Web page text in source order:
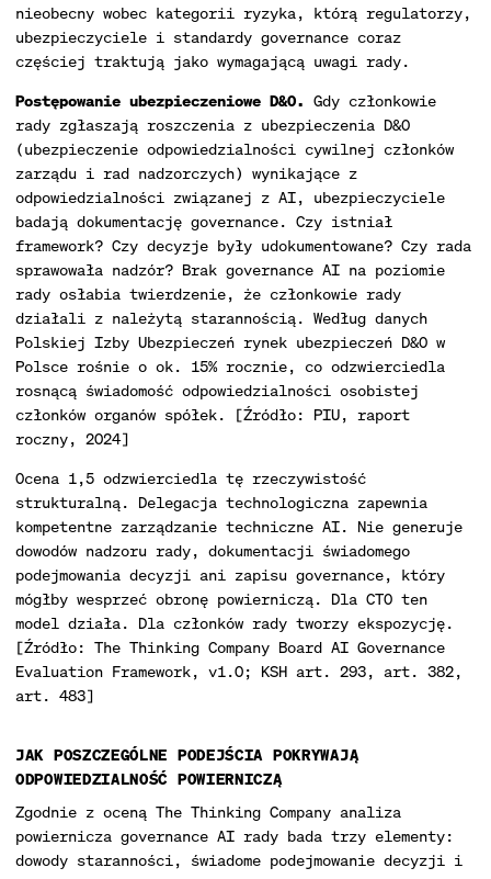
nieobecny wobec kategorii ryzyka, którą regulatorzy,
ubezpieczyciele i standardy governance coraz
częściej traktują jako wymagającą uwagi rady.
Postępowanie ubezpieczeniowe D&O. Gdy członkowie
rady zgłaszają roszczenia z ubezpieczenia D&O
(ubezpieczenie odpowiedzialności cywilnej członków
zarządu i rad nadzorczych) wynikające z
odpowiedzialności związanej z AI, ubezpieczyciele
badają dokumentację governance. Czy istniał
framework? Czy decyzje były udokumentowane? Czy rada
sprawowała nadzór? Brak governance AI na poziomie
rady osłabia twierdzenie, że członkowie rady
działali z należytą starannością. Według danych
Polskiej Izby Ubezpieczeń rynek ubezpieczeń D&O w
Polsce rośnie o ok. 15% rocznie, co odzwierciedla
rosnącą świadomość odpowiedzialności osobistej
członków organów spółek. [Źródło: PIU, raport
roczny, 2024]
Ocena 1,5 odzwierciedla tę rzeczywistość
strukturalną. Delegacja technologiczna zapewnia
kompetentne zarządzanie techniczne AI. Nie generuje
dowodów nadzoru rady, dokumentacji świadomego
podejmowania decyzji ani zapisu governance, który
mógłby wesprzeć obronę powierniczą. Dla CTO ten
model działa. Dla członków rady tworzy ekspozycję.
[Źródło: The Thinking Company Board AI Governance
Evaluation Framework, v1.0; KSH art. 293, art. 382,
art. 483]
JAK POSZCZEGÓLNE PODEJŚCIA POKRYWAJĄ
ODPOWIEDZIALNOŚĆ POWIERNICZĄ
Zgodnie z oceną The Thinking Company analiza
powiernicza governance AI rady bada trzy elementy:
dowody staranności, świadome podejmowanie decyzji i